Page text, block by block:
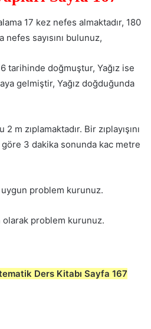
17 kez nefes almaktadır, 180
nefes sayısını bulunuz,
tarihinde doğmuştur, Yağız ise
gelmiştir, Yağız doğduğunda
m zıplamaktadır. Bir zıplayışını
göre 3 dakika sonunda kac metre
problem kurunuz.
problem kurunuz.
Ders Kitabı Sayfa 167